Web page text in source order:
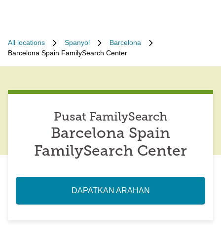
All locations Spanyol
Barcelona
Barcelona Spain FamilySearch Center
Pusat FamilySearch
Barcelona Spain
FamilySearch Center
DAPATKAN ARAHAN